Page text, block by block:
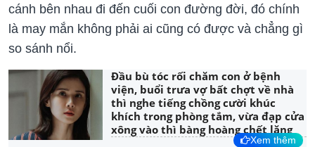
cánh bên nhau đi đến cuối con đường đời, đó chính
là may mắn không phải ai cũng có được và chẳng gì
so sánh nổi.
Đầu bù tóc rối chăm con ở bệnh
viện, buổi trưa vợ bất chợt về nhà
thì nghe tiếng chồng cười khúc
khích trong phòng tắm, vừa đạp cửa
xông vào thì bàng hoàng chết lặng
Xem thêm